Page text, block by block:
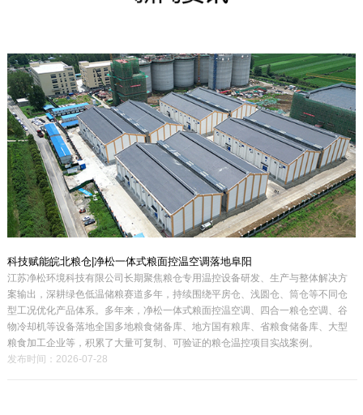
科技赋能皖北粮仓|净松一体式粮面控温空调落地阜阳
江苏净松环境科技有限公司长期聚焦粮仓专用温控设备研发、生产与整体解决方
案输出，深耕绿色低温储粮赛道多年，持续围绕平房仓、浅圆仓、筒仓等不同仓
型工况优化产品体系。多年来，净松一体式粮面控温空调、四合一粮仓空调、谷
物冷却机等设备落地全国多地粮食储备库、地方国有粮库、省粮食储备库、大型
粮食加工企业等，积累了大量可复制、可验证的粮仓温控项目实战案例。
发布时间：2026-07-28